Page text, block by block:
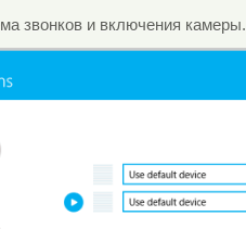
звонков и включения камеры.